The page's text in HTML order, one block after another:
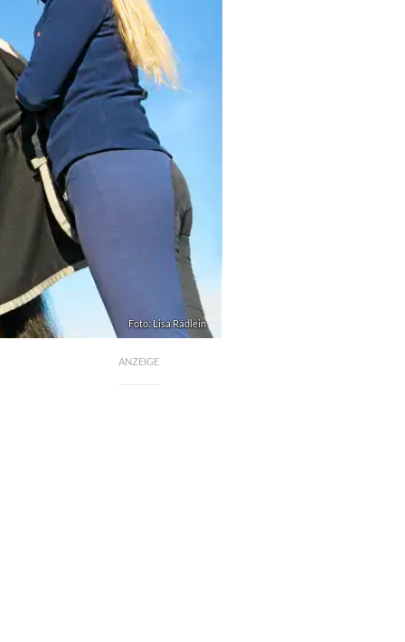
Foto: Lisa Rädlein
ANZEIGE